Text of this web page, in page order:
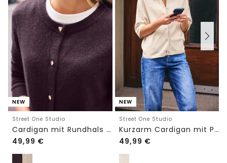
NEW
Street One Studio
Cardigan mit Rundhals und Knöpfen
49,99 €
NEW
Street One Studio
Kurzarm Cardigan mit Polokragen
49,99 €